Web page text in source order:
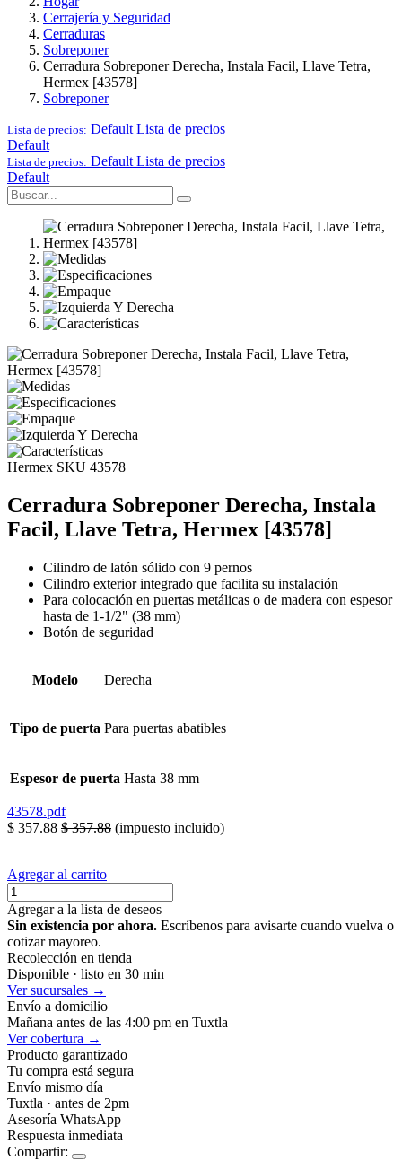
Cerrajería y Seguridad
Cerraduras
Sobreponer
Cerradura Sobreponer Derecha, Instala Facil, Llave Tetra,
Hermex [43578]
Sobreponer
Lista de precios: Default Lista de precios
Default
Lista de precios: Default Lista de precios
Default
Hermex SKU 43578
Cerradura Sobreponer Derecha, Instala
Facil, Llave Tetra, Hermex [43578]
Cilindro de latón sólido con 9 pernos
Cilindro exterior integrado que facilita su instalación
Para colocación en puertas metálicas o de madera con espesor
hasta de 1-1/2" (38 mm)
Botón de seguridad
Modelo Derecha
Tipo de puerta Para puertas abatibles
Espesor de puerta Hasta 38 mm
43578.pdf
$ 357.88 $357.88 (impuesto incluido)
Agregar al carrito
Agregar a la lista de deseos
Sin existencia por ahora. Escríbenos para avisarte cuando vuelva o
cotizar mayoreo.
Recolección en tienda
Disponible · listo en 30 min
Ver sucursales →
Envío a domicilio
Mañana antes de las 4:00 pm en Tuxtla
Ver cobertura →
Producto garantizado
Tu compra está segura
Envío mismo día
Tuxtla · antes de 2pm
Asesoría WhatsApp
Respuesta inmediata
Compartir: